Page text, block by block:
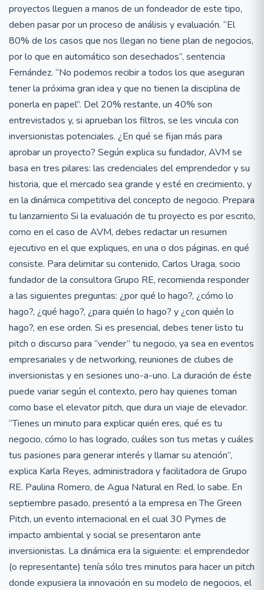
proyectos lleguen a manos de un fondeador de este tipo,
deben pasar por un proceso de análisis y evaluación. “El
80% de los casos que nos llegan no tiene plan de negocios,
por lo que en automático son desechados”, sentencia
Fernández. “No podemos recibir a todos los que aseguran
tener la próxima gran idea y que no tienen la disciplina de
ponerla en papel”. Del 20% restante, un 40% son
entrevistados y, si aprueban los filtros, se les vincula con
inversionistas potenciales. ¿En qué se fijan más para
aprobar un proyecto? Según explica su fundador, AVM se
basa en tres pilares: las credenciales del emprendedor y su
historia, que el mercado sea grande y esté en crecimiento, y
en la dinámica competitiva del concepto de negocio. Prepara
tu lanzamiento Si la evaluación de tu proyecto es por escrito,
como en el caso de AVM, debes redactar un resumen
ejecutivo en el que expliques, en una o dos páginas, en qué
consiste. Para delimitar su contenido, Carlos Uraga, socio
fundador de la consultora Grupo RE, recomienda responder
a las siguientes preguntas: ¿por qué lo hago?, ¿cómo lo
hago?, ¿qué hago?, ¿para quién lo hago? y ¿con quién lo
hago?, en ese orden. Si es presencial, debes tener listo tu
pitch o discurso para “vender” tu negocio, ya sea en eventos
empresariales y de networking, reuniones de clubes de
inversionistas y en sesiones uno-a-uno. La duración de éste
puede variar según el contexto, pero hay quienes toman
como base el elevator pitch, que dura un viaje de elevador.
“Tienes un minuto para explicar quién eres, qué es tu
negocio, cómo lo has logrado, cuáles son tus metas y cuáles
tus pasiones para generar interés y llamar su atención”,
explica Karla Reyes, administradora y facilitadora de Grupo
RE. Paulina Romero, de Agua Natural en Red, lo sabe. En
septiembre pasado, presentó a la empresa en The Green
Pitch, un evento internacional en el cual 30 Pymes de
impacto ambiental y social se presentaron ante
inversionistas. La dinámica era la siguiente: el emprendedor
(o representante) tenía sólo tres minutos para hacer un pitch
donde expusiera la innovación en su modelo de negocios, el